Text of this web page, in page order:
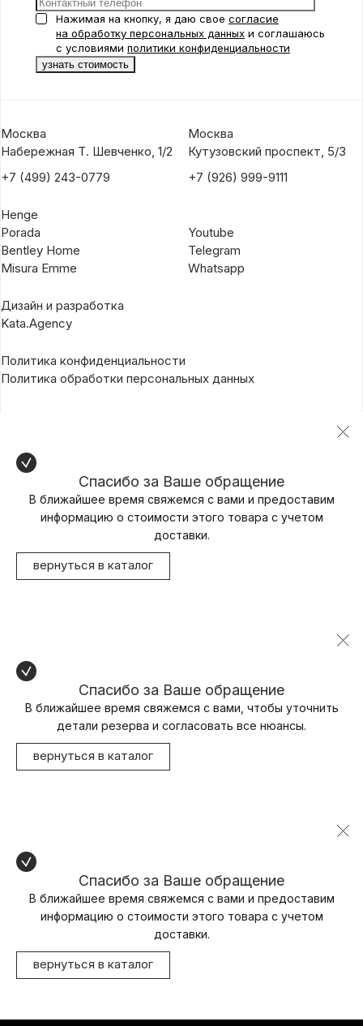
Нажимая на кнопку, я даю свое согласие
на обработку персональных данных и соглашаюсь
с условиями политики конфиденциальности
Москва
Набережная Т. Шевченко, 1/2
+7 (499) 243-0779
Москва
Кутузовский проспект, 5/3
+7 (926) 999-9111
Henge
Porada
Bentley Home
Misura Emme
Youtube
Telegram
Whatsapp
Дизайн и разработка
Kata.Agency
Политика конфиденциальности
Политика обработки персональных данных
Спасибо за Ваше обращение
В ближайшее время свяжемся с вами и предоставим
информацию о стоимости этого товара с учетом
доставки.
вернуться в каталог
Спасибо за Ваше обращение
В ближайшее время свяжемся с вами, чтобы уточнить
детали резерва и согласовать все нюансы.
вернуться в каталог
Спасибо за Ваше обращение
В ближайшее время свяжемся с вами и предоставим
информацию о стоимости этого товара с учетом
доставки.
вернуться в каталог